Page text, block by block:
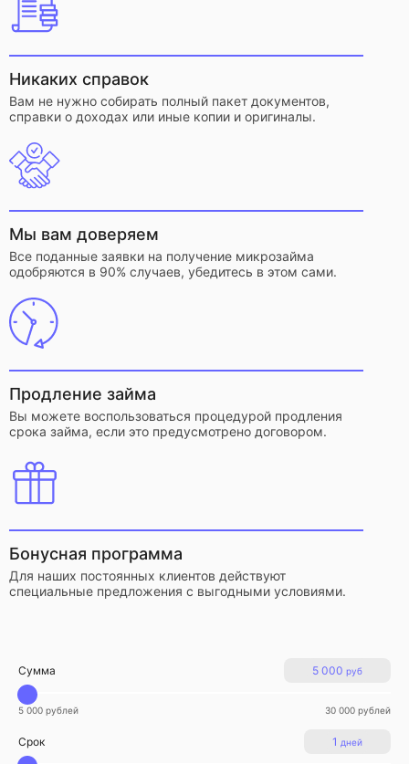
Никаких справок
Вам не нужно собирать полный пакет документов,
справки о доходах или иные копии и оригиналы.
Мы вам доверяем
Все поданные заявки на получение микрозайма
одобряются в 90% случаев, убедитесь в этом сами.
Продление займа
Вы можете воспользоваться процедурой продления
срока займа, если это предусмотрено договором.
Бонусная программа
Для наших постоянных клиентов действуют
специальные предложения с выгодными условиями.
5 000 руб
Сумма
5 000 рублей 30 000 рублей
1 дней
Срок